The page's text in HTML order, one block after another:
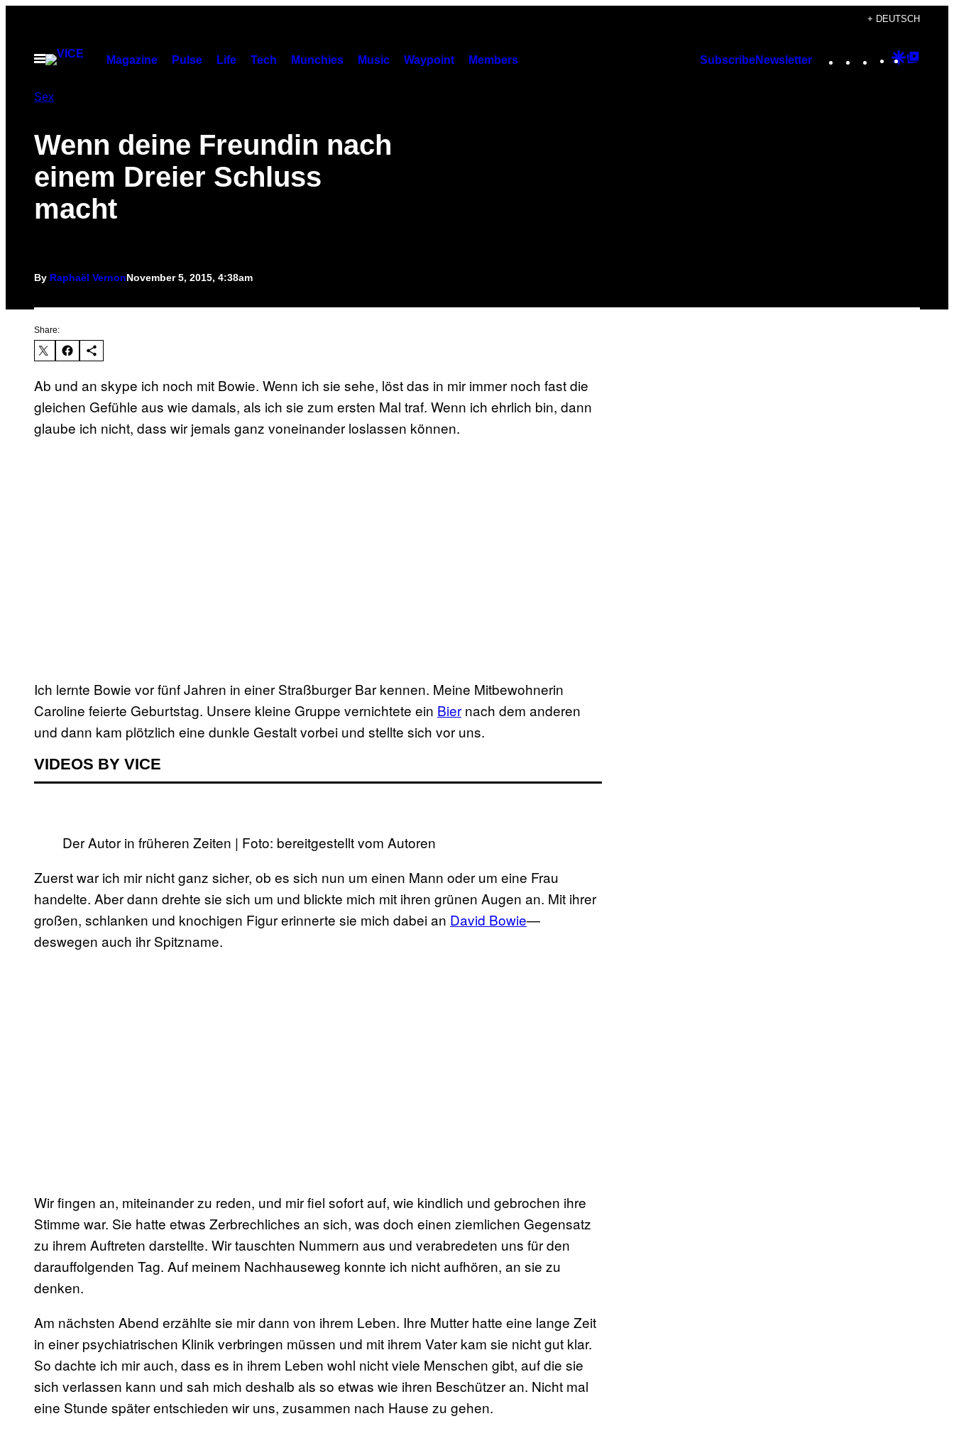
content
+ DEUTSCH
Open
Magazine Pulse Life Tech Munchies Music Waypoint Members SubscribeNewsletter Instagram
TikTok
YouTube
Google
Sex
Wenn deine Freundin nach
einem Dreier Schluss
macht
By Raphaël VernonNovember 5, 2015, 4:38am
Share:
Ab und an skype ich noch mit Bowie. Wenn ich sie sehe, löst das in mir immer noch fast die
gleichen Gefühle aus wie damals, als ich sie zum ersten Mal traf. Wenn ich ehrlich bin, dann
glaube ich nicht, dass wir jemals ganz voneinander loslassen können.
Ich lernte Bowie vor fünf Jahren in einer Straßburger Bar kennen. Meine Mitbewohnerin
Caroline feierte Geburtstag. Unsere kleine Gruppe vernichtete ein Bier nach dem anderen
und dann kam plötzlich eine dunkle Gestalt vorbei und stellte sich vor uns.
VIDEOS BY VICE
Der Autor in früheren Zeiten | Foto: bereitgestellt vom Autoren
Zuerst war ich mir nicht ganz sicher, ob es sich nun um einen Mann oder um eine Frau
handelte. Aber dann drehte sie sich um und blickte mich mit ihren grünen Augen an. Mit ihrer
großen, schlanken und knochigen Figur erinnerte sie mich dabei an David Bowie—
deswegen auch ihr Spitzname.
Wir fingen an, miteinander zu reden, und mir fiel sofort auf, wie kindlich und gebrochen ihre
Stimme war. Sie hatte etwas Zerbrechliches an sich, was doch einen ziemlichen Gegensatz
zu ihrem Auftreten darstellte. Wir tauschten Nummern aus und verabredeten uns für den
darauffolgenden Tag. Auf meinem Nachhauseweg konnte ich nicht aufhören, an sie zu
denken.
Am nächsten Abend erzählte sie mir dann von ihrem Leben. Ihre Mutter hatte eine lange Zeit
in einer psychiatrischen Klinik verbringen müssen und mit ihrem Vater kam sie nicht gut klar.
So dachte ich mir auch, dass es in ihrem Leben wohl nicht viele Menschen gibt, auf die sie
sich verlassen kann und sah mich deshalb als so etwas wie ihren Beschützer an. Nicht mal
eine Stunde später entschieden wir uns, zusammen nach Hause zu gehen.